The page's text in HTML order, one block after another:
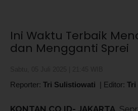
Ini Waktu Terbaik
dan Mengganti Sprei
Reporter: Tri Sulistiowati | Editor: Tri
KONTAN.CO.ID- JAKARTA.